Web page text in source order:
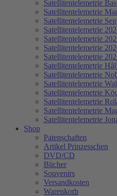
Satellitentelemetrie
Satellitentelemetrie
Satellitentelemetrie
Satellitentelemetrie
Satellitentelemetrie
Satellitentelemetrie
Satellitentelemetrie
Satellitentelemetrie
Satellitentelemetrie
Satellitentelemetrie
Satellitentelemetrie
Satellitentelemetrie
Satellitentelemetrie
Satellitentelemetrie
Shop
Patenschaften
Artikel Prinzesschen
DVD/CD
Bücher
Souvenirs
Versandkosten
Warenkorb